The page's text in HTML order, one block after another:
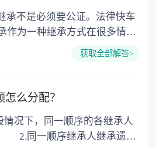
估价的0.05%缴纳 4. 土
屋产权登记费：
作为一种继承方式在很多情况
的，当然，如果需要公正的也
生纠纷，可以对遗产继承进行
获取全部解答>
么分配？